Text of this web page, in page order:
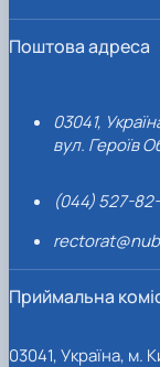
Поштова адреса
03041,
вул. Героїв
(044) 527-
Приймальна
03041, Україна, м.